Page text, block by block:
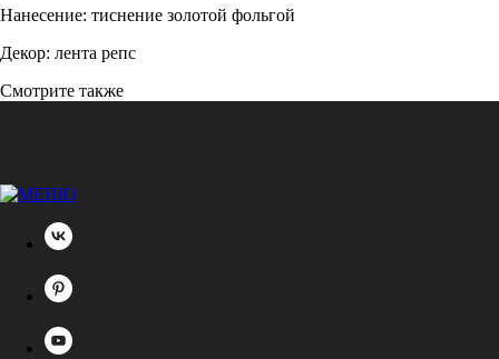
Нанесение: тиснение золотой фольгой
Декор: лента репс
Смотрите также